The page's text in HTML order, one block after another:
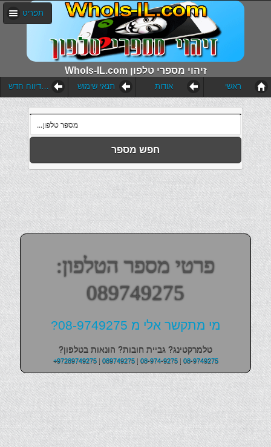
WhoIs-IL.com זיהוי מספרי טלפון
תפריט
הוסף דיווח חדש תנאי שימוש אודות ראשי
חפש מספר
פרטי מספר הטלפון:
089749275
מי מתקשר אלי מ 08-9749275?
טלמרקטינג? גביית חובות? הונאות בטלפון?
+97289749275| 089749275| 08-974-9275| 08-9749275